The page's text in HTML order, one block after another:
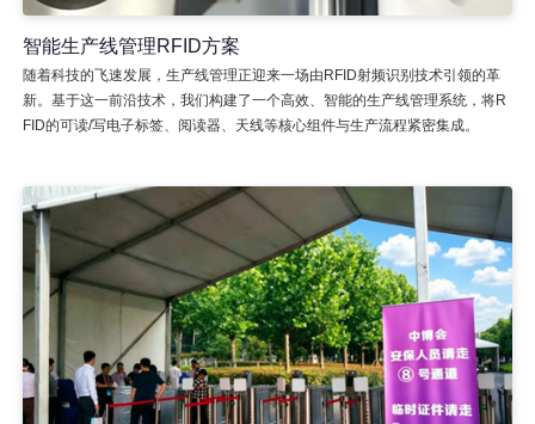
智能生产线管理RFID方案
随着科技的飞速发展，生产线管理正迎来一场由RFID射频识别技术引领的革
新。基于这一前沿技术，我们构建了一个高效、智能的生产线管理系统，将R
FID的可读/写电子标签、阅读器、天线等核心组件与生产流程紧密集成。